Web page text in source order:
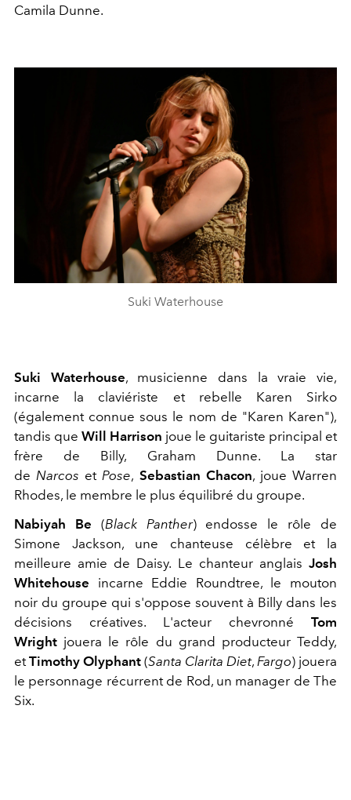
Camila Dunne.
Suki Waterhouse
Suki Waterhouse, musicienne dans la vraie vie,
incarne la claviériste et rebelle Karen Sirko
(également connue sous le nom de "Karen Karen"),
tandis que Will Harrison joue le guitariste principal et
frère de Billy, Graham Dunne. La star
de Narcos et Pose, Sebastian Chacon, joue Warren
Rhodes, le membre le plus équilibré du groupe.
Nabiyah Be
(Black Panther) endosse le rôle de
Simone Jackson, une chanteuse célèbre et la
meilleure amie de Daisy. Le chanteur anglais Josh
Whitehouse
incarne Eddie Roundtree, le mouton
noir du groupe qui s'oppose souvent à Billy dans les
décisions créatives. L'acteur chevronné
Tom
Wright jouera le rôle du grand producteur Teddy,
et Timothy Olyphant (Santa Clarita Diet, Fargo) jouera
le personnage récurrent de Rod, un manager de The
Six.